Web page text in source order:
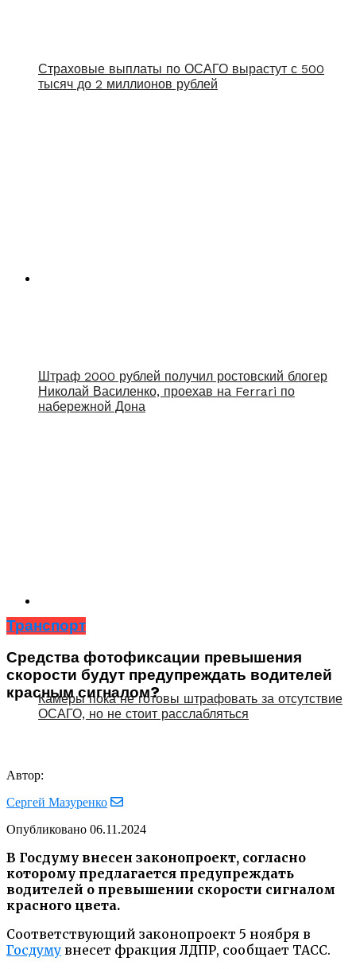
Страховые выплаты по ОСАГО вырастут с 500
тысяч до 2 миллионов рублей
Штраф 2000 рублей получил ростовский блогер
Николай Василенко, проехав на Ferrari по
набережной Дона
Камеры пока не готовы штрафовать за отсутствие
ОСАГО, но не стоит расслабляться
Транспорт
Средства фотофиксации превышения
скорости будут предупреждать водителей
красным сигналом?
Автор:
Сергей Мазуренко
Опубликовано 06.11.2024
В Госдуму внесен законопроект, согласно
которому предлагается предупреждать
водителей о превышении скорости сигналом
красного цвета.
Соответствующий законопроект 5 ноября в
Госдуму внесет фракция ЛДПР, сообщает ТАСС.